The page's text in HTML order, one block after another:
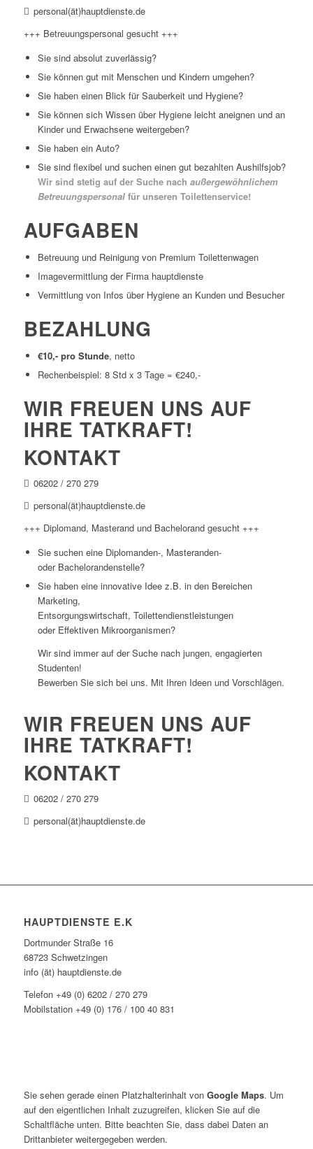
personal(ät)hauptdienste.de
+++ Betreuungspersonal gesucht +++
Sie sind absolut zuverlässig?
Sie können gut mit Menschen und Kindern umgehen?
Sie haben einen Blick für Sauberkeit und Hygiene?
Sie können sich Wissen über Hygiene leicht aneignen und an
Kinder und Erwachsene weitergeben?
Sie haben ein Auto?
Sie sind flexibel und suchen einen gut bezahlten Aushilfsjob?
Wir sind stetig auf der Suche nach außergewöhnlichem
Betreuungspersonal für unseren Toilettenservice!
AUFGABEN
Betreuung und Reinigung von Premium Toilettenwagen
Imagevermittlung der Firma hauptdienste
Vermittlung von Infos über Hygiene an Kunden und Besucher
BEZAHLUNG
€10,- pro Stunde, netto
Rechenbeispiel: 8 Std x 3 Tage = €240,-
WIR FREUEN UNS AUF
IHRE TATKRAFT!
KONTAKT
06202 / 270 279
personal(ät)hauptdienste.de
+++ Diplomand, Masterand und Bachelorand gesucht +++
Sie suchen eine Diplomanden-, Masteranden-
oder Bachelorandenstelle?
Sie haben eine innovative Idee z.B. in den Bereichen
Marketing,
Entsorgungswirtschaft, Toilettendienstleistungen
oder Effektiven Mikroorganismen?
Wir sind immer auf der Suche nach jungen, engagierten
Studenten!
Bewerben Sie sich bei uns. Mit Ihren Ideen und Vorschlägen.
WIR FREUEN UNS AUF
IHRE TATKRAFT!
KONTAKT
06202 / 270 279
personal(ät)hauptdienste.de
HAUPTDIENSTE E.K
Dortmunder Straße 16
68723 Schwetzingen
info (ät) hauptdienste.de
Telefon +49 (0) 6202 / 270 279
Mobilstation +49 (0) 176 / 100 40 831
Sie sehen gerade einen Platzhalterinhalt von Google Maps. Um
auf den eigentlichen Inhalt zuzugreifen, klicken Sie auf die
Schaltfläche unten. Bitte beachten Sie, dass dabei Daten an
Drittanbieter weitergegeben werden.